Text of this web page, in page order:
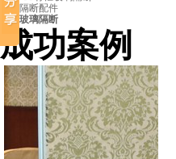
玻璃隔断配件
固定玻璃隔断
成功案例